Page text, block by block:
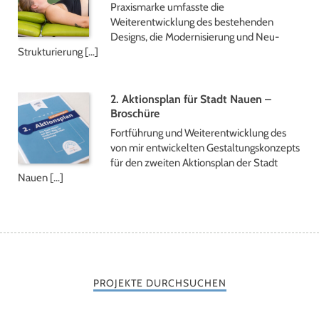
Praxismarke umfasste die
Weiterentwicklung des bestehenden
Designs, die Modernisierung und Neu-
Strukturierung […]
2. Aktionsplan für Stadt Nauen –
Broschüre
Fortführung und Weiterentwicklung des
von mir entwickelten Gestaltungskonzepts
für den zweiten Aktionsplan der Stadt
Nauen […]
PROJEKTE DURCHSUCHEN